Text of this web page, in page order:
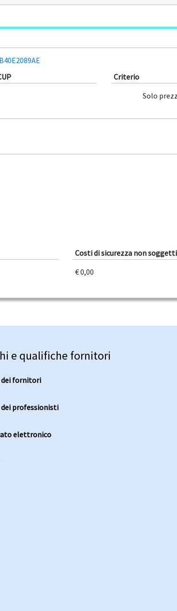
Criterio
Solo
Costi di sicurezza non
€ 0,00
e qualifiche fornitori
dei fornitori
professionisti
elettronico